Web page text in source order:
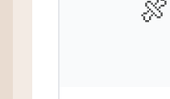
🍖